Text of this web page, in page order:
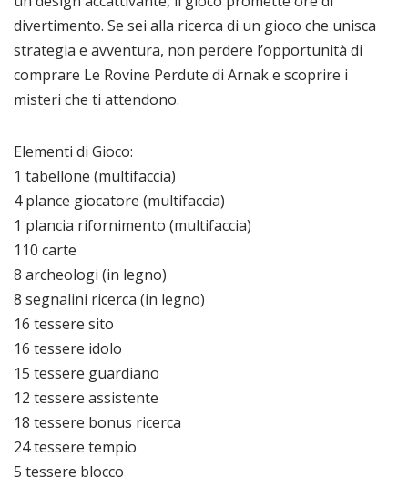
divertimento. Se sei alla ricerca di un gioco che unisca
strategia e avventura, non perdere l’opportunità di
comprare Le Rovine Perdute di Arnak e scoprire i
misteri che ti attendono.
Elementi di Gioco:
1 tabellone (multifaccia)
4 plance giocatore (multifaccia)
1 plancia rifornimento (multifaccia)
110 carte
8 archeologi (in legno)
8 segnalini ricerca (in legno)
16 tessere sito
16 tessere idolo
15 tessere guardiano
12 tessere assistente
18 tessere bonus ricerca
24 tessere tempio
5 tessere blocco